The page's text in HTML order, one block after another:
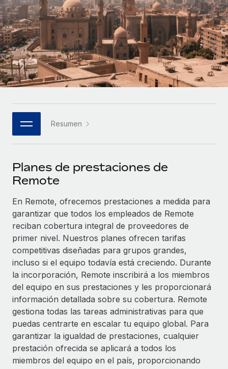
INFRAESTRUCTURA
Conexión Remote
Integra los RR. HH. en tus flujos de trabajo sin
complicaciones.
Plataforma
Funciones esenciales de RR. HH. integradas para tu
Conectar
Conecta cualquier herramienta de IA con Remote
Optimiza los procesos con herramientas empresariales
esenciales.
SERVICIOS
Pregunta a un experto
Obtén ayuda de gente experta en RR. HH. globales
y cumplimiento normativo.
Comprobaciones de antecedentes
Simplifica los procesos de cribado de candidatos.
Cumplimiento normativo
Adelántate a los riesgos de cumplimiento
normativo.
Gestión de dispositivos
Mediana empresa
Amplía tu equipo con soluciones de RR. HH.
personalizadas.
Empresa
RR. HH. globales para grandes empresas.
ASOCIARSE
Socios tecnológicos estratégicos
Integra la gestión de los RR. HH. globales en tu
Asociarse
Descubre oportunidades de colaborar con nosotros.
Remote Build Próximamente
Consultoría de integraciones y automatización con IA.
CASOS PRÁCTICOS
Guías y recursos
Casos prácticos
Glosario de RR. HH.
Listas de verificación y plantillas
Biblioteca de descripciones de puestos
Webinarios
Información sobre salarios y talento
Obtén ayuda
Consulta todos los recursos
Nómina global
EOR y PEO
Contractor Management
Impuestos
Español
Italiano
Português (Portugal)
日本語
한국어
中文（简体）Resumen
Planes de prestaciones de
Remote
En Remote, ofrecemos prestaciones a medida para
garantizar que todos los empleados de Remote
reciban cobertura integral de proveedores de
primer nivel. Nuestros planes ofrecen tarifas
competitivas diseñadas para grupos grandes,
incluso si el equipo todavía está creciendo. Durante
la incorporación, Remote inscribirá a los miembros
del equipo en sus prestaciones y les proporcionará
información detallada sobre su cobertura. Remote
gestiona todas las tareas administrativas para que
puedas centrarte en escalar tu equipo global. Para
garantizar la igualdad de prestaciones, cualquier
prestación ofrecida se aplicará a todos los
miembros del equipo en el país, proporcionando